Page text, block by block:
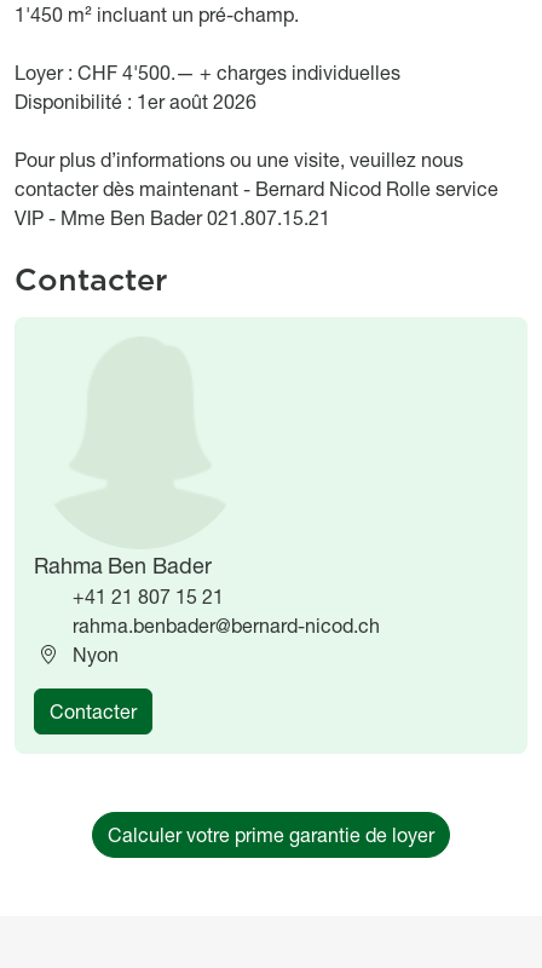
1'450 m² incluant un pré-champ.
Loyer : CHF 4'500.— + charges individuelles
Disponibilité : 1er août 2026
Pour plus d’informations ou une visite, veuillez nous
contacter dès maintenant - Bernard Nicod Rolle service
VIP - Mme Ben Bader 021.807.15.21
Contacter
Rahma Ben Bader
+41 21 807 15 21
rahma.benbader@bernard-nicod.ch
Nyon
Contacter
Calculer votre prime garantie de loyer